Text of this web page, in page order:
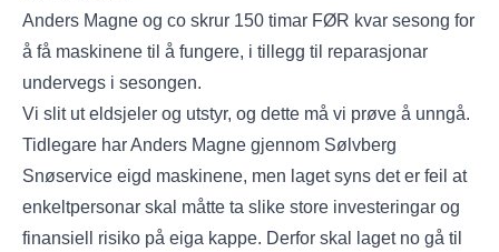
Anders Magne og co skrur 150 timar FØR kvar sesong for
å få maskinene til å fungere, i tillegg til reparasjonar
undervegs i sesongen.
Vi slit ut eldsjeler og utstyr, og dette må vi prøve å unngå.
Tidlegare har Anders Magne gjennom Sølvberg
Snøservice eigd maskinene, men laget syns det er feil at
enkeltpersonar skal måtte ta slike store investeringar og
finansiell risiko på eiga kappe. Derfor skal laget no gå til